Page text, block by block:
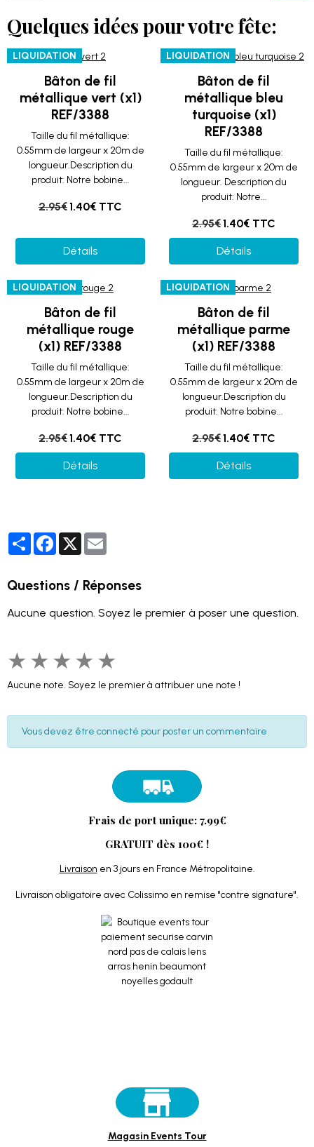
Quelques idées pour votre fête:
LIQUIDATION
Bâton de fil
métallique vert (x1)
REF/3388
Taille du fil métallique:
0.55mm de largeur x 20m de
longueur.Description du
produit: Notre bobine...
2.95€1.40€ TTC
Détails
LIQUIDATION
Bâton de fil
métallique bleu
turquoise (x1)
REF/3388
Taille du fil métallique:
0.55mm de largeur x 20m de
longueur. Description du
produit: Notre...
2.95€1.40€ TTC
Détails
LIQUIDATION
Bâton de fil
métallique rouge
(x1) REF/3388
Taille du fil métallique:
0.55mm de largeur x 20m de
longueur.Description du
produit: Notre bobine...
2.95€1.40€ TTC
Détails
LIQUIDATION
Bâton de fil
métallique parme
(x1) REF/3388
Taille du fil métallique:
0.55mm de largeur x 20m de
longueur.Description du
produit: Notre bobine...
2.95€1.40€ TTC
Détails
PartagerFacebook
X
Questions / Réponses
Aucune question. Soyez le premier à poser une question.
★ ★ ★ ★ ★
Aucune note. Soyez le premier à attribuer une note !
Vous devez être connecté pour poster un commentaire
Frais de port unique: 7.99€
GRATUIT dès 100€ !
Livraison en 3 jours en France Métropolitaine.
Livraison obligatoire avec Colissimo en remise "contre signature".
Magasin Events Tour